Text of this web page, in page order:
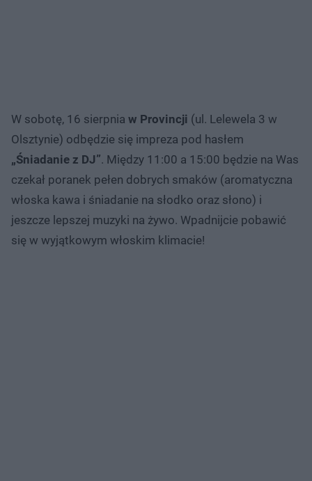
W sobotę, 16 sierpnia w Provincji (ul. Lelewela 3 w
Olsztynie) odbędzie się impreza pod hasłem
„Śniadanie z DJ”. Między 11:00 a 15:00 będzie na Was
czekał poranek pełen dobrych smaków (aromatyczna
włoska kawa i śniadanie na słodko oraz słono) i
jeszcze lepszej muzyki na żywo. Wpadnijcie pobawić
się w wyjątkowym włoskim klimacie!